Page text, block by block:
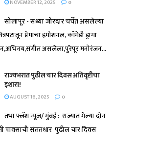
NOVEMBER 12, 2025 0
सोलापूर - सध्या जोरदार चर्चेत असलेल्या
प्रेमाचा इमोशनल, कॉमेडी ड्रामा
असलेला,पुरेपूर मनोरंजन...
राज्यभरात पुढील चार दिवस अतिवृष्टीचा
इशारा!
AUGUST 16, 2025 0
तभा फ्लॅश न्यूज/ मुंबई : राज्यात गेल्या दोन
संततधार पुढील चार दिवस